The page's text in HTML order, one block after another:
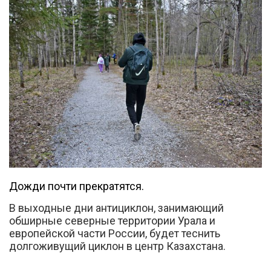
показывать
Поделиться
во
Вконтакте
Дожди почти прекратятся.
В выходные дни антициклон, занимающий
обширные северные территории Урала и
европейской части России, будет теснить
долгоживущий циклон в центр Казахстана.